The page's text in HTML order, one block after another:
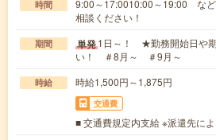
時間
9:00～17:0010:00～19:00 な
相談ください！
期間 単発1日～！ ★勤務開始日や
い！ ＃8月～ ＃9月～
時給 時給1,500円～1,875円
交通費
■ 交通費規定内支給 ※派遣先に